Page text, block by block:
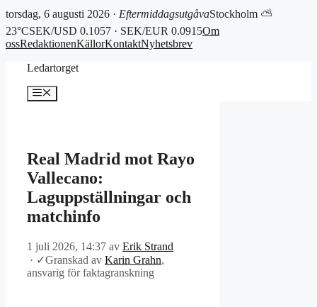
torsdag, 6 augusti 2026 · EftermiddagsutgåvaStockholm ⛅
23°CSEK/USD 0.1057 · SEK/EUR 0.0915Om
ossRedaktionenKällorKontaktNyhetsbrev
Ledartorget
Meny
Real Madrid mot Rayo
Vallecano:
Laguppställningar och
matchinfo
1 juli 2026, 14:37 av Erik Strand
· ✓Granskad av Karin Grahn,
ansvarig för faktagranskning